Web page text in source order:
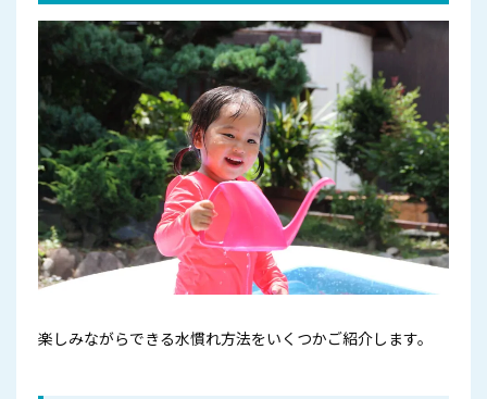
楽しみながらできる水慣れ方法をいくつかご紹介します。